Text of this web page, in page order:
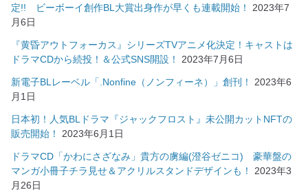
定!! ビーボーイ創作BL大賞出身作が早くも連載開始！
2023年7
月6日
『黄昏アウトフォーカス』シリーズTVアニメ化決定！キャストは
ドラマCDから続投！＆公式SNS開設！
2023年7月6日
新電子BLレーベル「.Nonfine（ノンフィーネ）」創刊！
2023年6
月1日
日本初！人気BLドラマ『ジャックフロスト』未公開カットNFTの
販売開始！
2023年6月1日
ドラマCD「かわにさざなみ」貴方の虜編(澄谷ゼニコ) 豪華盤の
マンガ小冊子チラ見せ＆アクリルスタンドデザインも！
2023年3
月26日